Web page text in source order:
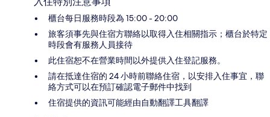
櫃台每日服務時段為 15:00 - 20:00
旅客須事先與住宿方聯絡以取得入住相關指示；櫃台於特定
時段會有服務人員接待
此住宿恕不在營業時間以外提供入住登記服務。
請在抵達住宿的 24 小時前聯絡住宿，以安排入住事宜，聯
絡方式可以在預訂確認電子郵件中找到
住宿提供的資訊可能經由自動翻譯工具翻譯